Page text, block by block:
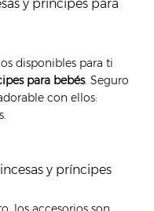
y príncipes para
disponibles para ti
para bebés. Seguro
con ellos:
y príncipes